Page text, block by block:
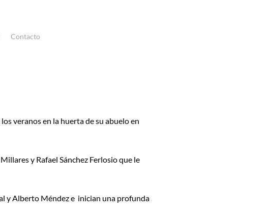
Contacto
veranos en la huerta de su abuelo en
y Rafael Sánchez Ferlosio que le
y Alberto Méndez e inician una profunda